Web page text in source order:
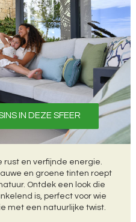
IN DEZE SFEER
rust en verfijnde energie.
en groene tinten roept
Ontdek een look die
is, perfect voor wie
met een natuurlijke twist.